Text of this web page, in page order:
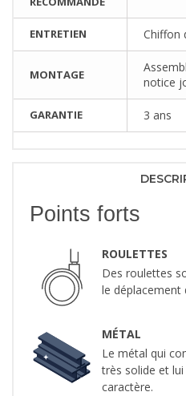
ENTRETIEN Chiffon
MONTAGE
notice
GARANTIE 3 ans
Points forts
ROULETTES
Des roulettes
le déplacement
MÉTAL
Le métal qui
très solide et
caractère.